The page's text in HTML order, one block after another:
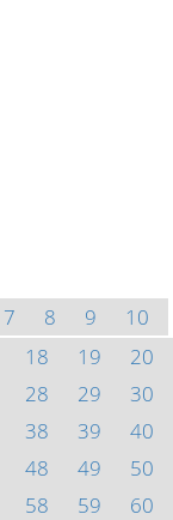
7 8 9
10
18 19
20
28 29
30
38 39
40
48 49
50
58 59
60